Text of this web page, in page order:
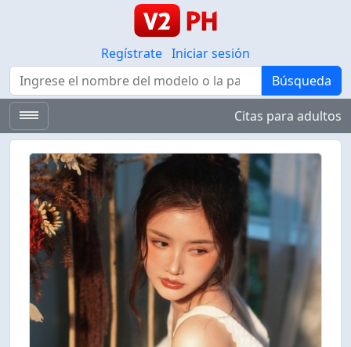
Regístrate Iniciar sesión
Búsqueda
Búsqueda
Citas para adultos